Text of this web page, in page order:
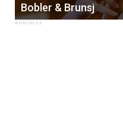
Bobler & Brunsj